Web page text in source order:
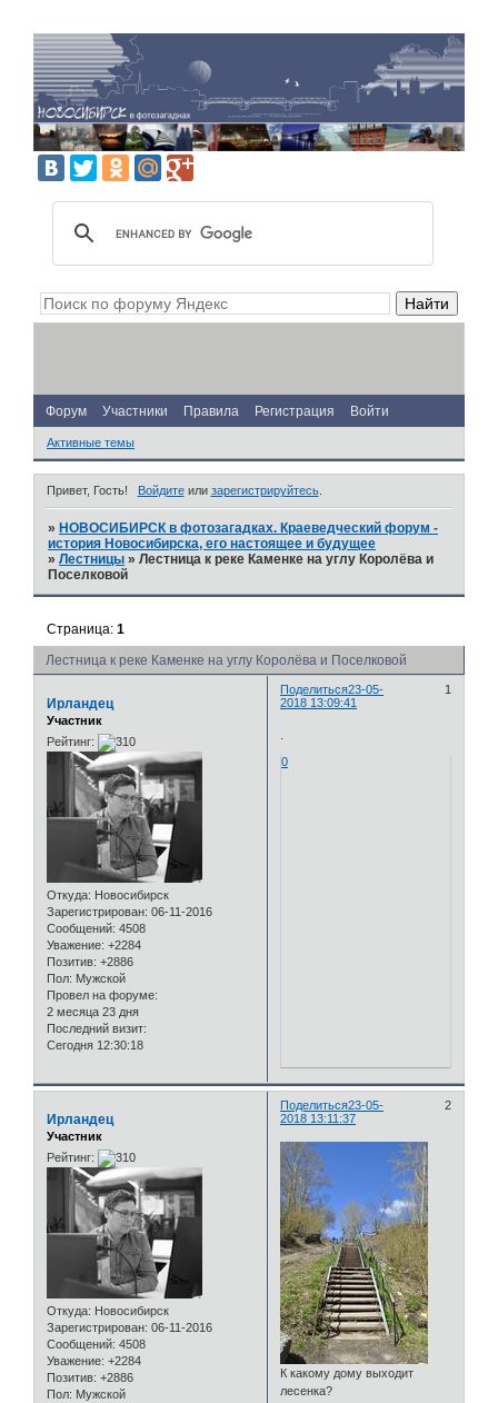
Форум Участники Правила Регистрация Войти
Активные темы
Привет, Гость! Войдитеили зарегистрируйтесь.
» НОВОСИБИРСК в фотозагадках. Краеведческий форум -
история Новосибирска, его настоящее и будущее
»Лестницы »Лестница к реке Каменке на углу Королёва и
Поселковой
Лестница к реке Каменке на углу Королёва и Поселковой
Страница:1
Поделиться 1
23-05-
2018 13:09:41
Ирландец
Участник
Рейтинг:
Откуда: Новосибирск
Зарегистрирован: 06-11-2016
Сообщений: 4508
Уважение: +2284
Позитив: +2886
Пол: Мужской
Провел на форуме:
2 месяца 23 дня
Последний визит:
Сегодня 12:30:18
0
Поделиться 2
23-05-
2018 13:11:37
Ирландец
Участник
Рейтинг:
Откуда: Новосибирск
Зарегистрирован: 06-11-2016
Сообщений: 4508
Уважение: +2284
Позитив: +2886
Пол: Мужской
К какому дому выходит
лесенка?